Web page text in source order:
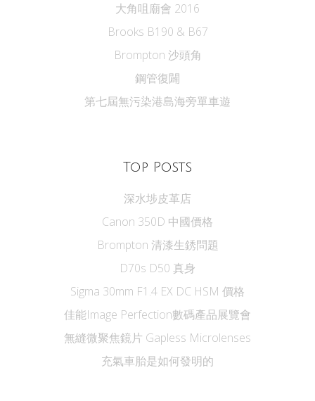
大角咀廟會 2016
Brooks B190 & B67
Brompton 沙頭角
鋼管復闢
第七屆無污染港島海旁單車遊
Top Posts
深水埗皮革店
Canon 350D 中國價格
Brompton 清漆生銹問題
D70s D50 真身
Sigma 30mm F1.4 EX DC HSM 價格
佳能Image Perfection數碼產品展覽會
無縫微聚焦鏡片 Gapless Microlenses
充氣車胎是如何發明的